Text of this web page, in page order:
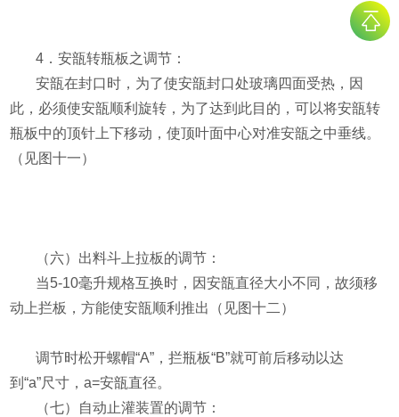
4 ．安瓿转瓶板之调节：
安瓿在封口时，为了使安瓿封口处玻璃四面受热，因
此，必须使安瓿顺利旋转，为了达到此目的，可以将安瓿转
瓶板中的顶针上下移动，使顶叶面中心对准安瓿之中垂线。
（见图十一）
（六）出料斗上拉板的调节：
当5-10毫升规格互换时，因安瓿直径大小不同，故须移
动上拦板，方能使安瓿顺利推出（见图十二）
调节时松开螺帽“A”，拦瓶板“B”就可前后移动以达
到“a”尺寸，a=安瓿直径。
（七）自动止灌装置的调节：